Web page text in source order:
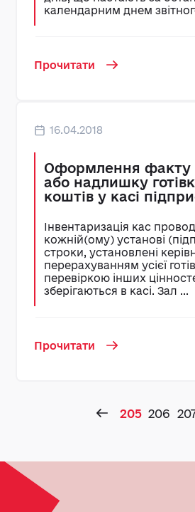
календарним днем
Прочитати
16.04.2018
Оформлення факту
або надлишку
коштів у касі
Інвентаризація кас
кожній(ому) установі
строки, установлені
перерахуванням усієї
перевіркою інших
зберігаються в касі. Зал ...
Прочитати
205 206